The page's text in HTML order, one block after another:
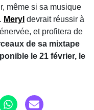
même si sa musique
Meryl devrait réussir à
et profitera de
de sa mixtape
le 21 février, le